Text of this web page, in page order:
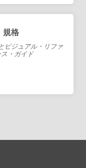
規格
ビジュアル・リファ
ス・ガイド